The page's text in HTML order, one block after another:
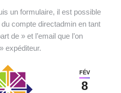
un formulaire, il est possible
compte directadmin en tant
de » et l’email que l’on
expéditeur.
FÉV
8